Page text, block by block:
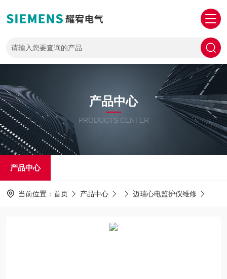
产品中心
PRODUCTS CENTER
产品中心
当前位置： 首页 产品中心 迈瑞心电监护仪维修